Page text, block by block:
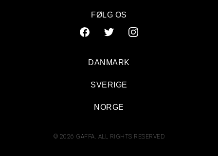
FØLG OS
© 2026 GAFFA. ALL RIGHTS RESERVED
DANMARK
SVERIGE
NORGE